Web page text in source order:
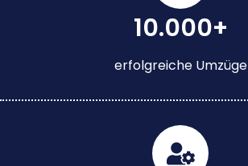
10.000+
erfolgreiche Umzüge